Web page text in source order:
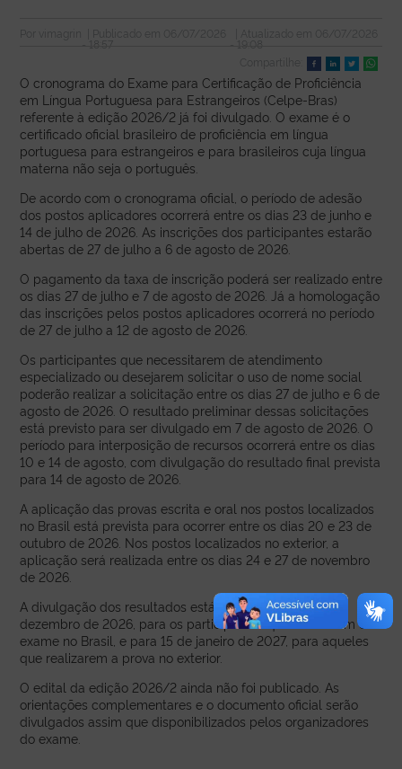
Por | Publicado em 06/07/2026
- 18:57
| Atualizado em 06/07/2026
- 19:08
Compartilhe:
O cronograma do Exame para Certificação de Proficiência
em Língua Portuguesa para Estrangeiros (Celpe-Bras)
referente à edição 2026/2 já foi divulgado. O exame é o
certificado oficial brasileiro de proficiência em língua
portuguesa para estrangeiros e para brasileiros cuja língua
materna não seja o português.
De acordo com o cronograma oficial, o período de adesão
dos postos aplicadores ocorrerá entre os dias 23 de junho e
14 de julho de 2026. As inscrições dos participantes estarão
abertas de 27 de julho a 6 de agosto de 2026.
O pagamento da taxa de inscrição poderá ser realizado entre
os dias 27 de julho e 7 de agosto de 2026. Já a homologação
das inscrições pelos postos aplicadores ocorrerá no período
de 27 de julho a 12 de agosto de 2026.
Os participantes que necessitarem de atendimento
especializado ou desejarem solicitar o uso de nome social
poderão realizar a solicitação entre os dias 27 de julho e 6 de
agosto de 2026. O resultado preliminar dessas solicitações
está previsto para ser divulgado em 7 de agosto de 2026. O
período para interposição de recursos ocorrerá entre os dias
10 e 14 de agosto, com divulgação do resultado final prevista
para 14 de agosto de 2026.
A aplicação das provas escrita e oral nos postos localizados
no Brasil está prevista para ocorrer entre os dias 20 e 23 de
outubro de 2026. Nos postos localizados no exterior, a
aplicação será realizada entre os dias 24 e 27 de novembro
de 2026.
A divulgação dos resultados está prevista para 15 de
dezembro de 2026, para os participantes que realizarem o
exame no Brasil, e para 15 de janeiro de 2027, para aqueles
que realizarem a prova no exterior.
O edital da edição 2026/2 ainda não foi publicado. As
orientações complementares e o documento oficial serão
divulgados assim que disponibilizados pelos organizadores
do exame.